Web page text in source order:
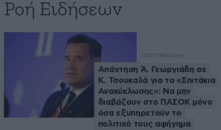
Ροή Ειδήσεων
ΠΟΛΙΤΙΚΗτώρα
Απάντηση Ά. Γεωργιάδη σε
Κ. Τσουκαλά για τα «Σπιτάκια
Ανακύκλωσης»: Να μην
διαβάζουν στο ΠΑΣΟΚ μόνο
όσα εξυπηρετούν το
πολιτικό τους αφήγημα